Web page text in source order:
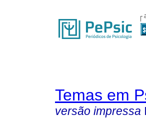
Temas em
versão impressa